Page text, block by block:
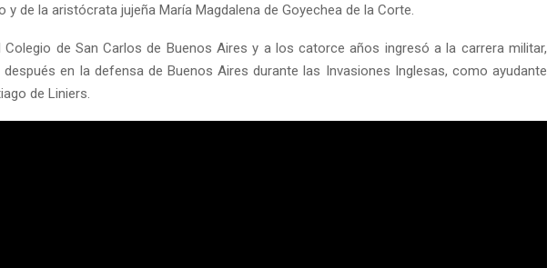
y de la aristócrata jujeña María Magdalena de Goyechea de la Corte.
Colegio de San Carlos de Buenos Aires y a los catorce años ingresó a la carrera militar,
en la defensa de Buenos Aires durante las Invasiones Inglesas, como ayudante
de Liniers.